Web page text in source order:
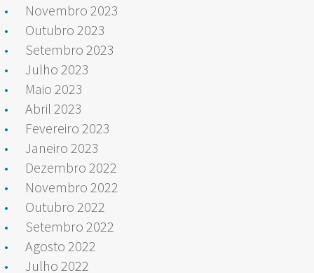
Novembro 2023
Outubro 2023
Setembro 2023
Julho 2023
Maio 2023
Abril 2023
Fevereiro 2023
Janeiro 2023
Dezembro 2022
Novembro 2022
Outubro 2022
Setembro 2022
Agosto 2022
Julho 2022